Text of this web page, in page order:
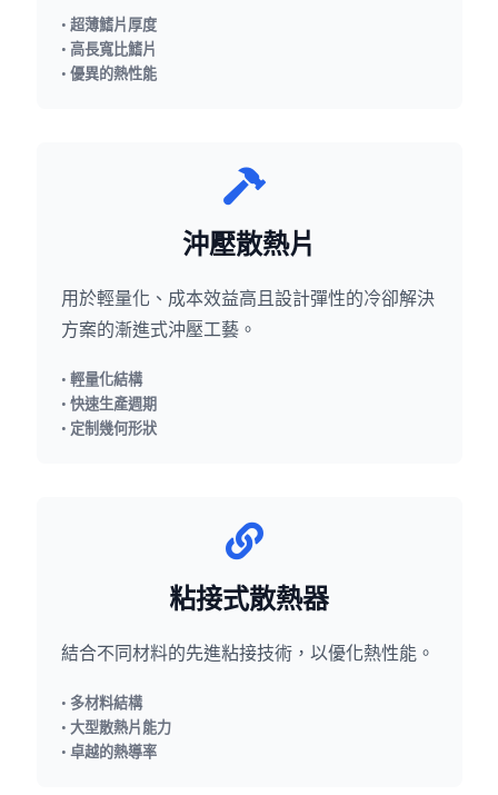
• 超薄鰭片厚度
• 高長寬比鰭片
• 優異的熱性能
沖壓散熱片
用於輕量化、成本效益高且設計彈性的冷卻解決
方案的漸進式沖壓工藝。
• 輕量化結構
• 快速生產週期
• 定制幾何形狀
粘接式散熱器
結合不同材料的先進粘接技術，以優化熱性能。
• 多材料結構
• 大型散熱片能力
• 卓越的熱導率